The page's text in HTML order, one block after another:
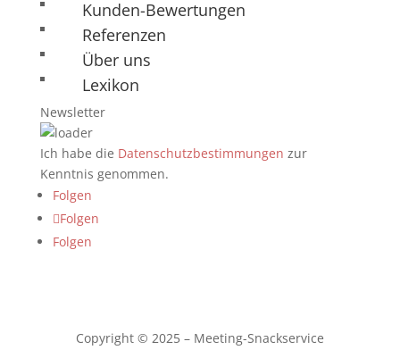
Kunden-Bewertungen
Referenzen
Über uns
Lexikon
Newsletter
Ich habe die Datenschutzbestimmungen zur
Kenntnis genommen.
Folgen
Folgen
Folgen
Copyright © 2025 – Meeting-Snackservice